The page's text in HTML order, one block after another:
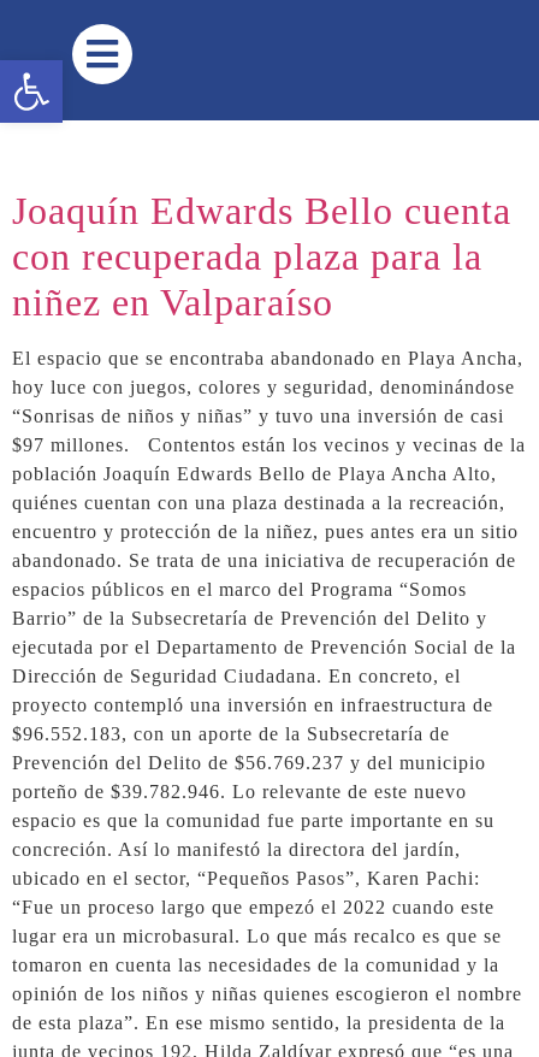
Abrir barra de herramientas
Joaquín Edwards Bello cuenta
con recuperada plaza para la
niñez en Valparaíso
El espacio que se encontraba abandonado en Playa Ancha,
hoy luce con juegos, colores y seguridad, denominándose
“Sonrisas de niños y niñas” y tuvo una inversión de casi
$97 millones. Contentos están los vecinos y vecinas de la
población Joaquín Edwards Bello de Playa Ancha Alto,
quiénes cuentan con una plaza destinada a la recreación,
encuentro y protección de la niñez, pues antes era un sitio
abandonado. Se trata de una iniciativa de recuperación de
espacios públicos en el marco del Programa “Somos
Barrio” de la Subsecretaría de Prevención del Delito y
ejecutada por el Departamento de Prevención Social de la
Dirección de Seguridad Ciudadana. En concreto, el
proyecto contempló una inversión en infraestructura de
$96.552.183, con un aporte de la Subsecretaría de
Prevención del Delito de $56.769.237 y del municipio
porteño de $39.782.946. Lo relevante de este nuevo
espacio es que la comunidad fue parte importante en su
concreción. Así lo manifestó la directora del jardín,
ubicado en el sector, “Pequeños Pasos”, Karen Pachi:
“Fue un proceso largo que empezó el 2022 cuando este
lugar era un microbasural. Lo que más recalco es que se
tomaron en cuenta las necesidades de la comunidad y la
opinión de los niños y niñas quienes escogieron el nombre
de esta plaza”. En ese mismo sentido, la presidenta de la
junta de vecinos 192, Hilda Zaldívar expresó que “es una